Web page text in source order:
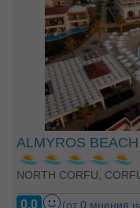
ALMYROS
NORTH CORFU,
0.0 (от 0 мнения